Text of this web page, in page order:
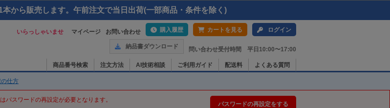
から販売します。午前注文で当日出荷(一部商品・条件を除く)
いらっしゃいませ マイページ お問い合わせ 購入履歴 カートを見る ログイン
納品書ダウンロード 問い合わせ受付時間 平日10:00〜17:00
商品番号検索 注文方法 AI技術相談 ご利用ガイド 配送料 よくある質問
仕方
スワードの再設定が必要となります。
パスワードの再設定をする